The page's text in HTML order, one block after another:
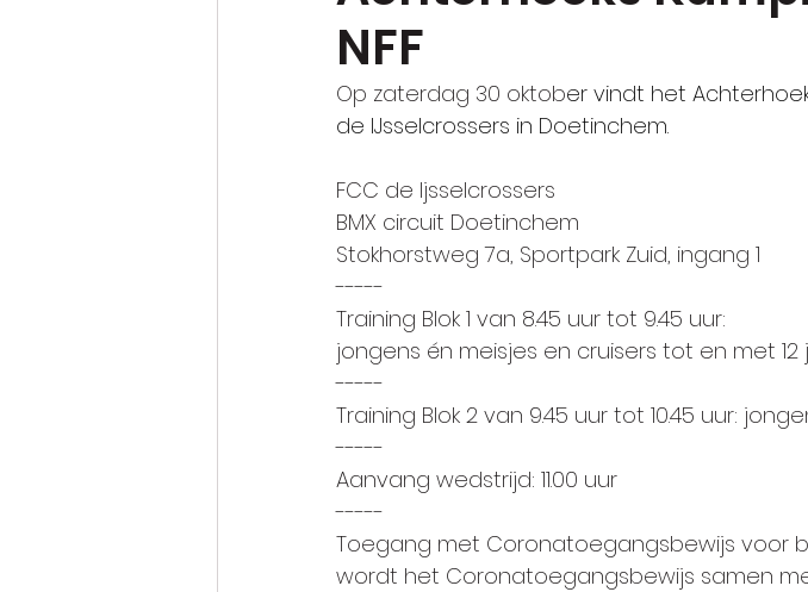
NFF
Op zaterdag 30 oktober vindt het
de IJsselcrossers in Doetinchem.
FCC de Ijsselcrossers
BMX circuit Doetinchem
Stokhorstweg 7a, Sportpark Zuid, ingang 1
-----
Training Blok 1 van 8.45 uur tot 9.45 uur:
jongens én meisjes en cruisers tot en met 12
-----
Training Blok 2 van 9.45 uur tot 10.45 uur:
-----
Aanvang wedstrijd: 11.00 uur
-----
Toegang met Coronatoegangsbewijs voor
wordt het Coronatoegangsbewijs samen